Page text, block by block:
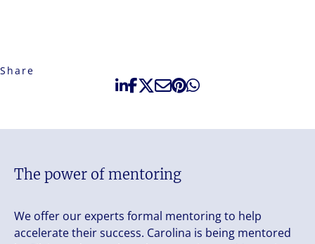
Share
The power of mentoring
We offer our experts formal mentoring to help
accelerate their success. Carolina is being mentored